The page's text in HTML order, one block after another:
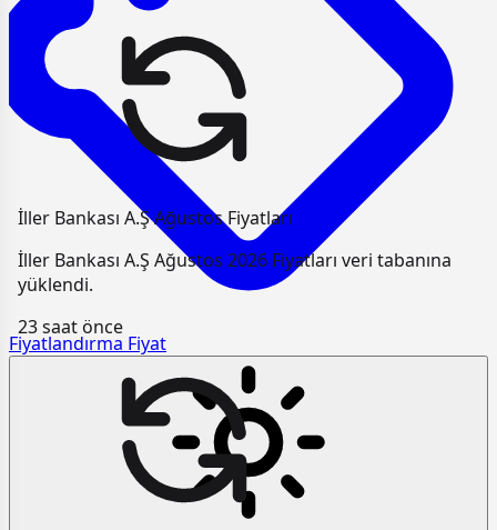
Fiyatlandırma Fiyat
İller Bankası A.Ş Ağustos Fiyatları
İller Bankası A.Ş Ağustos 2026 Fiyatları veri tabanına
yüklendi.
23 saat önce